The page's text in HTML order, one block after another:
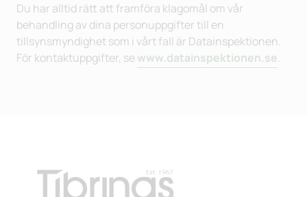
Du har alltid rätt att framföra klagomål om vår
behandling av dina personuppgifter till en
tillsynsmyndighet som i vårt fall är Datainspektionen.
För kontaktuppgifter, sewww.datainspektionen.se.